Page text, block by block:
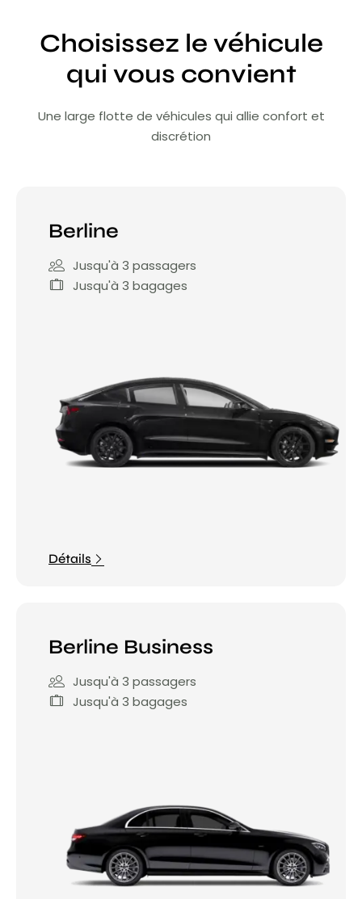
Choisissez le véhicule
qui vous convient
Une large flotte de véhicules qui allie confort et
discrétion
Berline
Jusqu'à 3 passagers
Jusqu'à 3 bagages
Détails
Berline Business
Jusqu'à 3 passagers
Jusqu'à 3 bagages